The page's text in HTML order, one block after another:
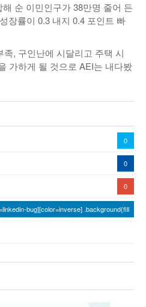
순 이민인구가 38만명 줄어 든
장률이 0.3 내지 0.4 포인트 빠
, 구인난에 시달리고 주택 시
가하게 될 것으로 AEI는 내다봤
0
0
0
bug][color=inverse] .background{fill